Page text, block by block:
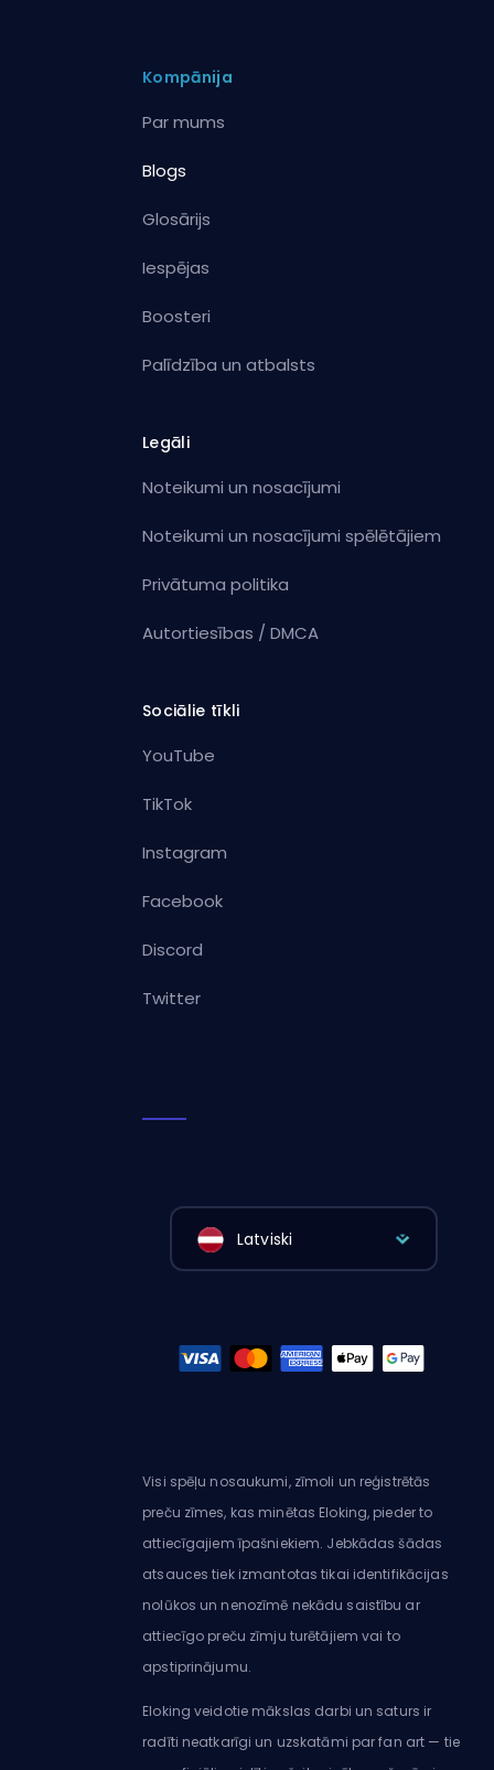
Kompānija
Par mums
Blogs
Glosārijs
Iespējas
Boosteri
Palīdzība un atbalsts
Legāli
Noteikumi un nosacījumi
Noteikumi un nosacījumi spēlētājiem
Privātuma politika
Autortiesības / DMCA
Sociālie tīkli
YouTube
TikTok
Instagram
Facebook
Discord
Twitter
Latviski
Visi spēļu nosaukumi, zīmoli un reģistrētās
preču zīmes, kas minētas Eloking, pieder to
attiecīgajiem īpašniekiem. Jebkādas šādas
atsauces tiek izmantotas tikai identifikācijas
nolūkos un nenozīmē nekādu saistību ar
attiecīgo preču zīmju turētājiem vai to
apstiprinājumu.
Eloking veidotie mākslas darbi un saturs ir
radīti neatkarīgi un uzskatāmi par fan art — tie